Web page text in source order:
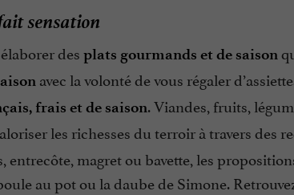
sensation
des plats gourmands et de saison
avec la volonté de vous régaler
frais et de saison. Viandes, fruits,
les richesses du terroir à travers des
magret ou bavette, les
au pot ou la daube de Simone.